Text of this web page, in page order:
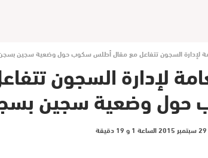
لإدارة السجون تتفاعل مع مقال أطلس سكوب حول وضعية سجين
لإدارة السجون
وضعية سجين
29 سبتمبر 2015 الساعة 1 و 19 دقيقة